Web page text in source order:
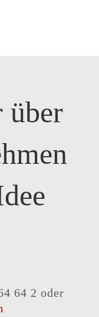
über
64 2 oder